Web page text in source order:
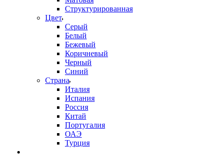
Структурированная
Цвет
Серый
Белый
Бежевый
Коричневый
Черный
Синий
Страна
Италия
Испания
Россия
Китай
Португалия
ОАЭ
Турция